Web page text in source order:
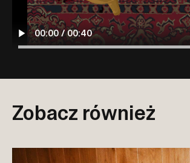
00:00 / 00:40
Zobacz również